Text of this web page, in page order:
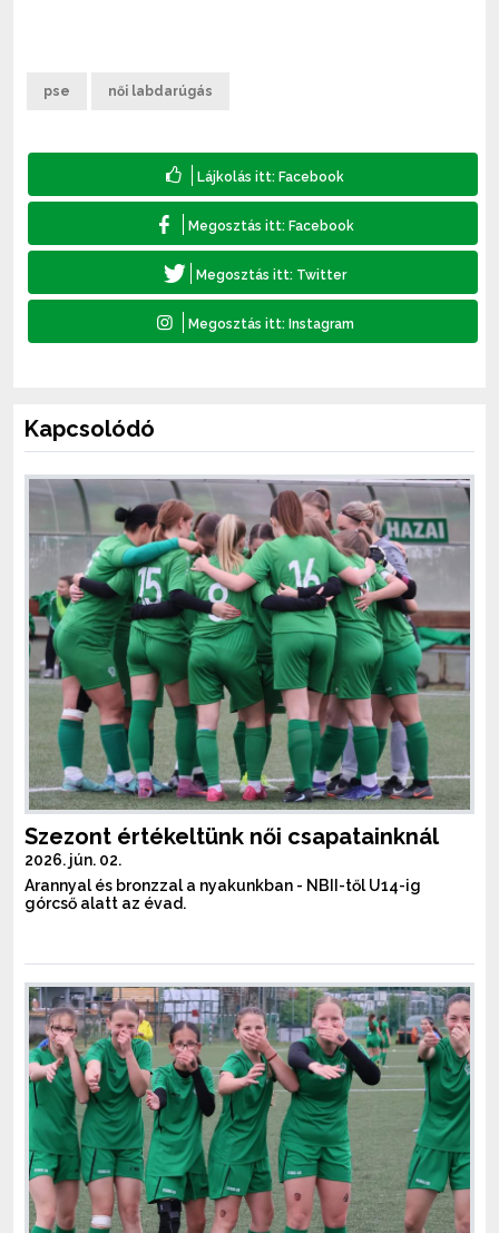
pse női labdarúgás
Kapcsolódó
Szezont értékeltünk női csapatainknál
2026. jún. 02.
Arannyal és bronzzal a nyakunkban - NBII-től U14-ig
górcső alatt az évad.